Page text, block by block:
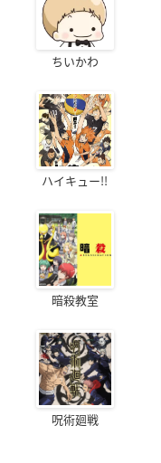
ちいかわ
ハイキュー!!
暗殺教室
呪術廻戦